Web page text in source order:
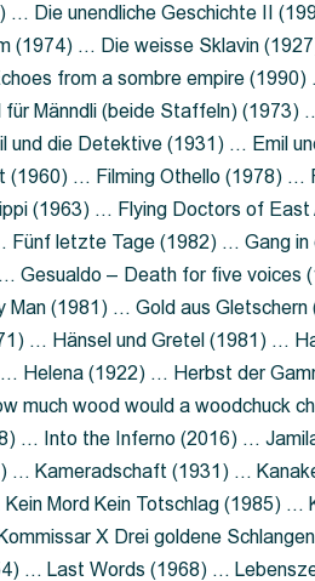
… Die unendliche Geschichte II
(1974) … Die weisse Sklavin
from a sombre empire
für Männdli (beide Staffeln)
und die Detektive (1931) … Emil
(1960) … Filming Othello (1978)
(1963) … Flying Doctors of
Fünf letzte Tage (1982) … Gang
Gesualdo – Death for five
Man (1981) … Gold aus
… Hänsel und Gretel (1981) …
Helena (1922) … Herbst der
much wood would a woodchuck
… Into the Inferno (2016) …
… Kameradschaft (1931) …
Mord Kein Totschlag (1985)
X Drei goldene
… Last Words (1968) …